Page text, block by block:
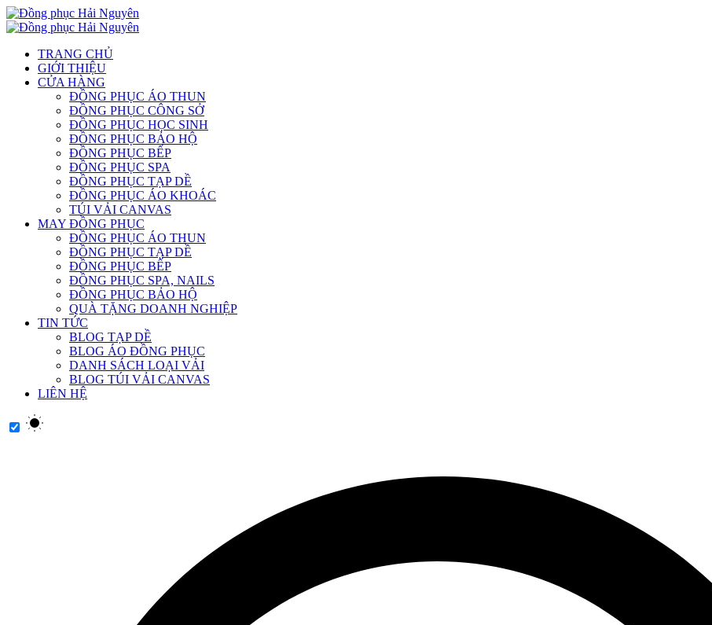
TRANG CHỦ
GIỚI THIỆU
CỬA HÀNG
ĐỒNG PHỤC ÁO THUN
ĐỒNG PHỤC CÔNG SỞ
ĐỒNG PHỤC HỌC SINH
ĐỒNG PHỤC BẢO HỘ
ĐỒNG PHỤC BẾP
ĐỒNG PHỤC SPA
ĐỒNG PHỤC TẠP DỀ
ĐỒNG PHỤC ÁO KHOÁC
TÚI VẢI CANVAS
MAY ĐỒNG PHỤC
ĐỒNG PHỤC ÁO THUN
ĐỒNG PHỤC TẠP DỀ
ĐỒNG PHỤC BẾP
ĐỒNG PHỤC SPA, NAILS
ĐỒNG PHỤC BẢO HỘ
QUÀ TẶNG DOANH NGHIỆP
TIN TỨC
BLOG TẠP DỀ
BLOG ÁO ĐỒNG PHỤC
DANH SÁCH LOẠI VẢI
BLOG TÚI VẢI CANVAS
LIÊN HỆ